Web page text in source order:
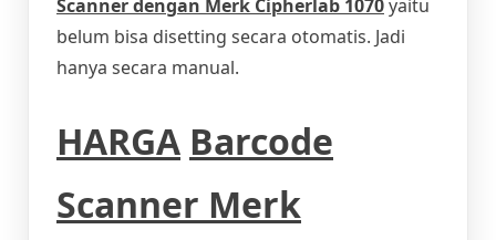
Scanner dengan Merk Cipherlab 1070yaitu
belum bisa disetting secara otomatis. Jadi
hanya secara manual.
HARGA Barcode
Scanner Merk